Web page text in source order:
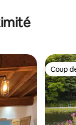
appréciés Coup
Coup